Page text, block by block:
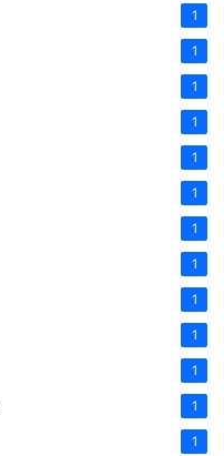
1
1
1
1
1
1
1
1
1
1
1
1
1